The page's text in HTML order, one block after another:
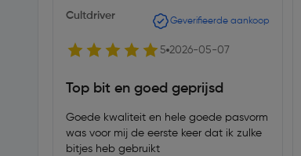
Cultdriver Geverifieerde aankoop
5 2026-05-07
Top bit en goed geprijsd
Goede kwaliteit en hele goede pasvorm
was voor mij de eerste keer dat ik zulke
bitjes heb gebruikt